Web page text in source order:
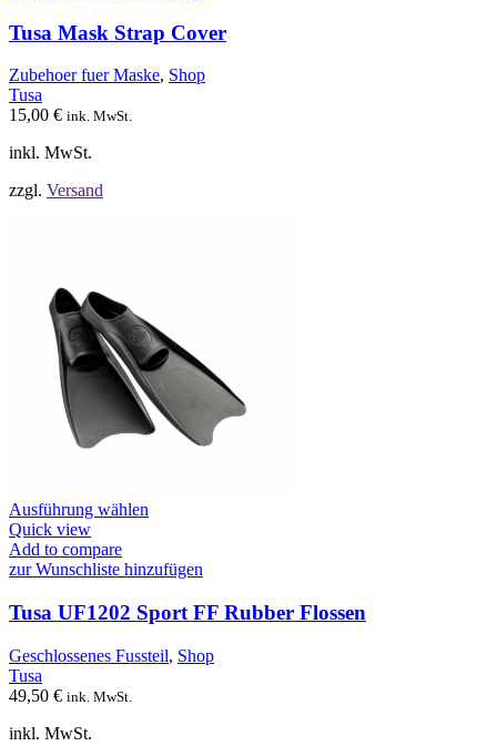
auf.
Die
Optionen
können
Tusa Mask Strap Cover
Zubehoer fuer Maske, Shop
Tusa
15,00 € ink. MwSt.
inkl. MwSt.
zzgl. Versand
Ausführung wählen
mehrere
auf.
Die
Optionen
können
Quick view
Add to compare
zur Wunschliste hinzufügen
Tusa UF1202 Sport FF Rubber Flossen
Geschlossenes Fussteil, Shop
Tusa
49,50 € ink. MwSt.
inkl. MwSt.